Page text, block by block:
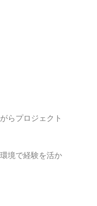
らプロジェクト
境で経験を活か